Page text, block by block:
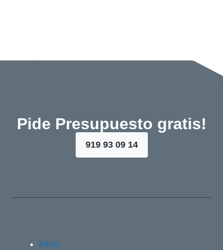
Pide Presupuesto gratis!
919 93 09 14
Inicio